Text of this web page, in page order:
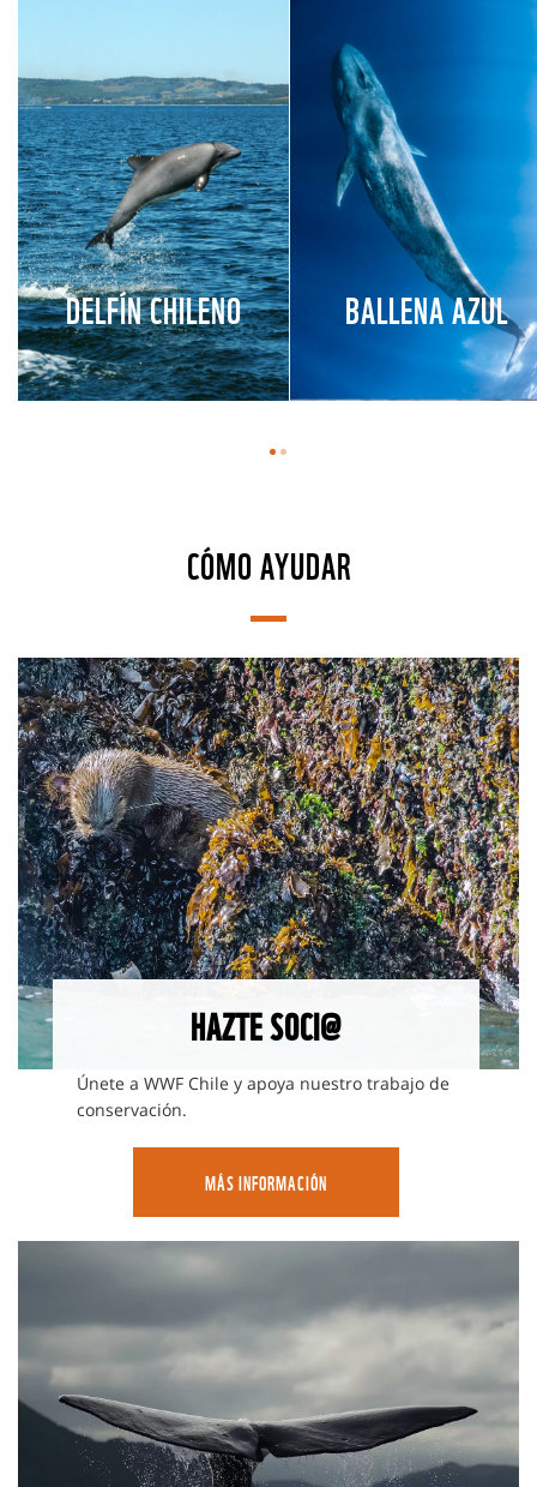
DELFÍN CHILENO BALLENA AZUL
CÓMO AYUDAR
HAZTE SOCI@
Únete a WWF Chile y apoya nuestro trabajo de
conservación.
MÁS INFORMACIÓN